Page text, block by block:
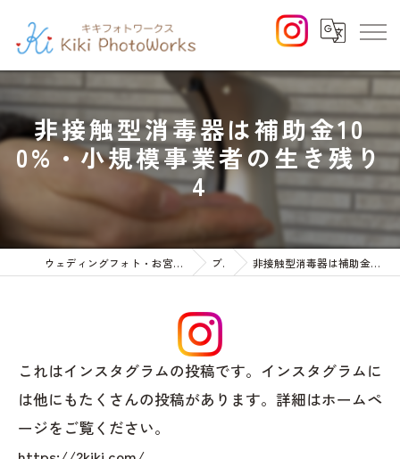
非接触型消毒器は補助金10
0%・小規模事業者の生き残り
4
ウェディングフォト・お宮参りや七五三等のファミリーフォト ブログ 非接触型消毒器は補助金100%・小規模事業者の生き残り4
これはインスタグラムの投稿です。インスタグラムに
は他にもたくさんの投稿があります。詳細はホームペ
ージをご覧ください。